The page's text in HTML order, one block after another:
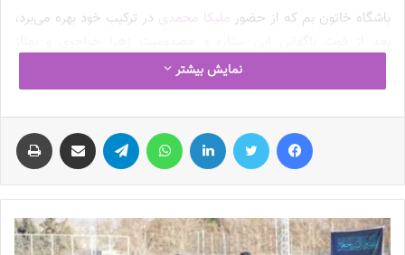
باشگاه خاتون بم که از حضور ملیکا محمدی در ترکیب خود بهره می‌برد،
طاهرخانی در سانحه رانندگی در ورودی شهر بم، از مسئولان سازمان لیگ
درخواست معوق‌شدن مسابقه‌شان را داشت که این درخواست با پاسخ
مثبت مسئولان سازمان لیگ همراه شد و حالا قرار است فردا (دوشنبه)
هجدهم دی‌ماه در آخرین مسابقه از هفته هفتم لیگ برتر فوتبال زنان
ایران، خاتون در خانه به مصاف ملوان بندرانزلی برود. 2 تیم در فصل
جدید رقابت‌ها هیچ شکستی را متحمل نشده‌اند و رقابت تنگاتنگ آن‌ها
برای صدرنشینی باعث شده تا دوئل فردای خاتون بم و ملوان بندرانزلی به
حساس‌ترین تقابل نیم‌فصل نخست لیگ برتر فوتبال زنان تبدیل شود.
نمایش بیشتر